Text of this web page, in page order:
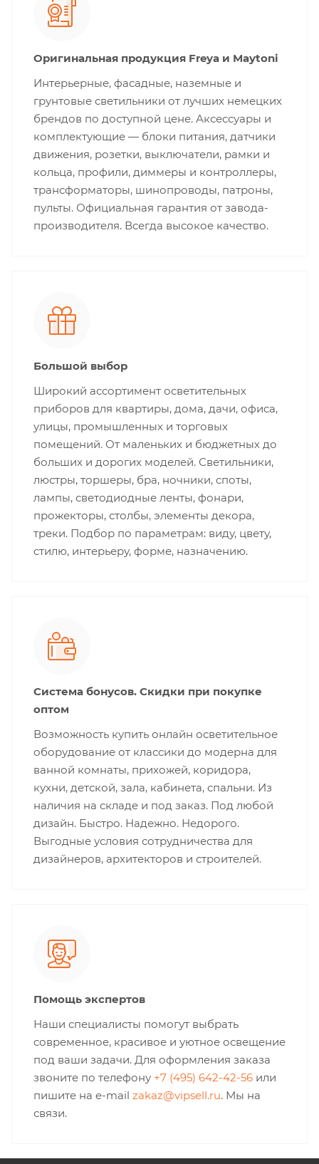
Оригинальная продукция Freya и Maytoni
Интерьерные, фасадные, наземные и
грунтовые светильники от лучших немецких
брендов по доступной цене. Аксессуары и
комплектующие — блоки питания, датчики
движения, розетки, выключатели, рамки и
кольца, профили, диммеры и контроллеры,
трансформаторы, шинопроводы, патроны,
пульты. Официальная гарантия от завода-
производителя. Всегда высокое качество.
Большой выбор
Широкий ассортимент осветительных
приборов для квартиры, дома, дачи, офиса,
улицы, промышленных и торговых
помещений. От маленьких и бюджетных до
больших и дорогих моделей. Светильники,
люстры, торшеры, бра, ночники, споты,
лампы, светодиодные ленты, фонари,
прожекторы, столбы, элементы декора,
треки. Подбор по параметрам: виду, цвету,
стилю, интерьеру, форме, назначению.
Система бонусов. Скидки при покупке
оптом
Возможность купить онлайн осветительное
оборудование от классики до модерна для
ванной комнаты, прихожей, коридора,
кухни, детской, зала, кабинета, спальни. Из
наличия на складе и под заказ. Под любой
дизайн. Быстро. Надежно. Недорого.
Выгодные условия сотрудничества для
дизайнеров, архитекторов и строителей.
Помощь экспертов
Наши специалисты помогут выбрать
современное, красивое и уютное освещение
под ваши задачи. Для оформления заказа
звоните по телефону +7 (495) 642-42-56 или
пишите на e-mail zakaz@vipsell.ru. Мы на
связи.